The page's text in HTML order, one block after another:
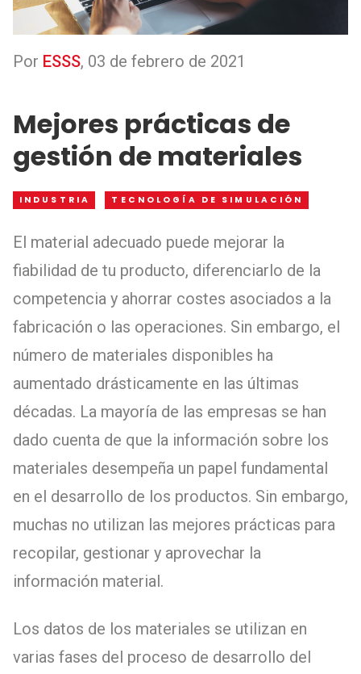
Por ESSS, 03 de febrero de 2021
Mejores prácticas de
gestión de materiales
INDUSTRIA TECNOLOGÍA DE SIMULACIÓN
El material adecuado puede mejorar la
fiabilidad de tu producto, diferenciarlo de la
competencia y ahorrar costes asociados a la
fabricación o las operaciones. Sin embargo, el
número de materiales disponibles ha
aumentado drásticamente en las últimas
décadas. La mayoría de las empresas se han
dado cuenta de que la información sobre los
materiales desempeña un papel fundamental
en el desarrollo de los productos. Sin embargo,
muchas no utilizan las mejores prácticas para
recopilar, gestionar y aprovechar la
información material.
Los datos de los materiales se utilizan en
varias fases del proceso de desarrollo del